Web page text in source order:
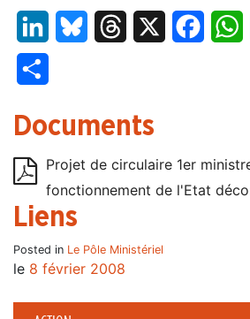
LinkedInBluesky Threads
Documents
Projet de circulaire 1er
fonctionnement de l'Etat
Liens
Posted in Le Pôle Ministériel
le 8 février 2008